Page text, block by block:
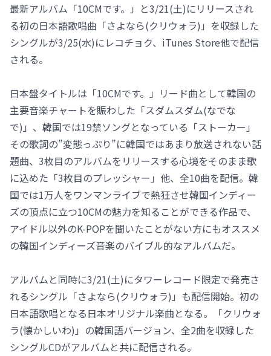
最新アルバム「10CMです。」と3/21(土)にリリースされ
る初の日本語歌唱曲「さよなら(クリウォラ)」を収録した
シングルが3/25(水)にレコチョク、iTunes Store他で配信
される。
日本盤タイトルは「10CMです。」リード曲として韓国の
主要音楽チャートを賑わした「スダムスダム(なでな
で)」、韓国では19禁ソングとなっている「ストーカー」
その歌詞の”変態っぷり”に韓国ではあまり放送されない話
題曲、3枚目のアルバムをリリースする心境をそのまま歌
に込めた「3枚目のプレッシャー」他、全10曲を配信。韓
国では1万人をワンマンライブで熱狂させ韓国インディー
ズの頂点に立つ10CMの魅力を知ることができる作品で、
アイドル以外のK-POPを聞いたことがない方にもオススメ
の韓国インディーズ音楽のバイブル的なアルバムだ。
アルバムと同時に3/21(土)にタワーレコード限定で発売さ
れるシングル「さよなら(クリウォラ)」も配信開始。初の
日本語歌唱となる日本オリジナル楽曲となる。「クリウォ
ラ(懐かしいわ)」の韓国語バージョン、全2曲を収録した
シングルCDがアルバムと共に配信される。